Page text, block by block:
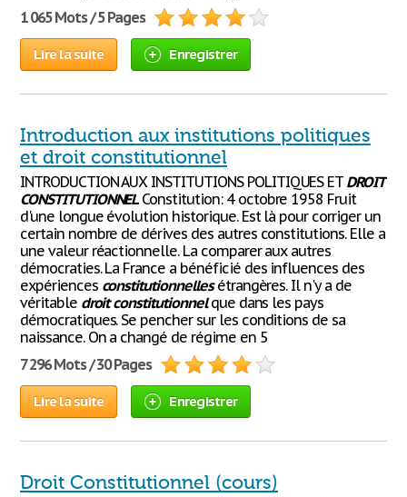
1 065 Mots / 5 Pages
Lire la suite Enregistrer
Introduction aux institutions politiques
et droit constitutionnel
INTRODUCTION AUX INSTITUTIONS POLITIQUES ET DROIT
CONSTITUTIONNELConstitution: 4 octobre 1958 Fruit
d'une longue évolution historique. Est là pour corriger un
certain nombre de dérives des autres constitutions. Elle a
une valeur réactionnelle. La comparer aux autres
démocraties. La France a bénéficié des influences des
expériences constitutionnellesétrangères. Il n'y a de
véritable droit constitutionnelque dans les pays
démocratiques. Se pencher sur les conditions de sa
naissance. On a changé de régime en 5
7 296 Mots / 30 Pages
Lire la suite Enregistrer
Droit Constitutionnel (cours)